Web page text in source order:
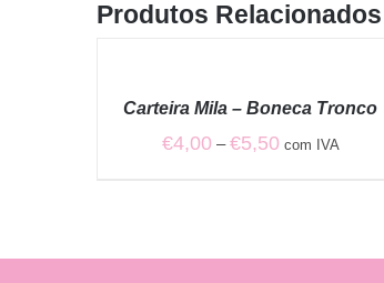
Produtos Relacionados
QUICKCarteira Mila – Boneca Tronco
€4,00 – €5,50Price
€5,50
com IVA